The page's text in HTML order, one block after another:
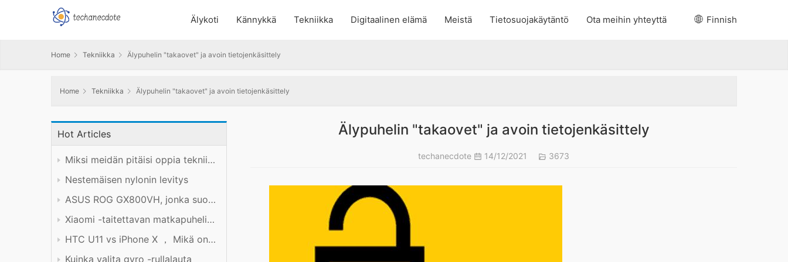
Älykoti Kännykkä Tekniikka Digitaalinen elämä Meistä Tietosuojakäytäntö Ota meihin yhteyttä Finnish
Home Tekniikka Älypuhelin "takaovet" ja avoin tietojenkäsittely
Home Tekniikka Älypuhelin "takaovet" ja avoin tietojenkäsittely
Hot Articles
Miksi meidän pitäisi oppia tekniikkaa hyvin?
Nestemäisen nylonin levitys
ASUS ROG GX800VH, jonka suorituskyky on hinnan arvoinen
Xiaomi -taitettavan matkapuhelimen tuotekokemus
HTC U11 vs iPhone X ， Mikä on parempi?
Kuinka valita gyro -rullalauta
Älypuhelin "takaovet" ja avoin tietojenkäsittely
techanecdote 14/12/2021 3673